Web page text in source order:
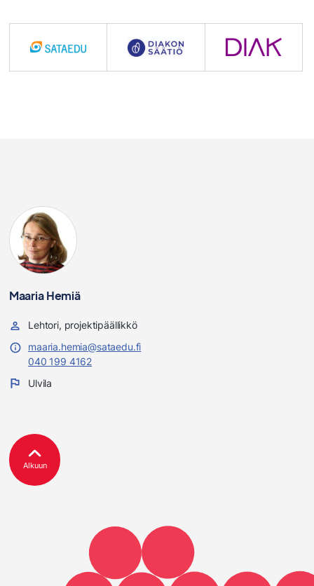
Maaria Hemiä
Lehtori, projektipäällikkö
maaria.hemia@sataedu.fi
040 199 4162
Ulvila
Alkuun